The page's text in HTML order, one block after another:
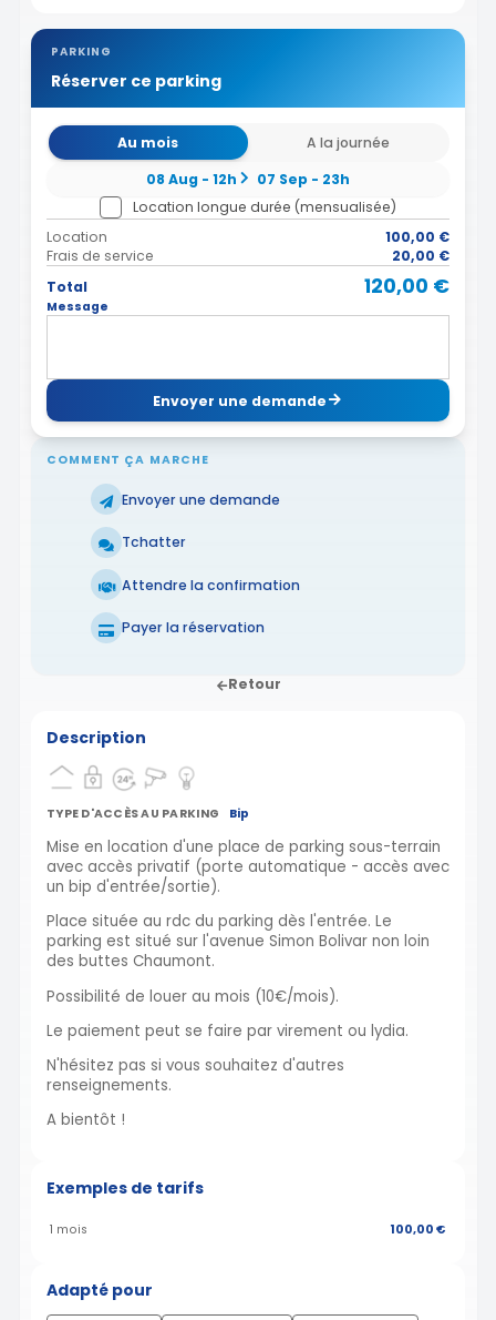
PARKING
Réserver ce parking
Au mois
A la journée
08 Aug - 12h
07 Sep - 23h
Location longue durée (mensualisée)
Location
100,00 €
Frais de service
20,00 €
Total
120,00 €
Message
Envoyer une demande
COMMENT ÇA MARCHE
Envoyer une demande
Tchatter
Attendre la confirmation
Payer la réservation
Retour
Description
TYPE D'ACCÈS AU PARKING Bip
Mise en location d'une place de parking sous-terrain
avec accès privatif (porte automatique - accès avec
un bip d'entrée/sortie).
Place située au rdc du parking dès l'entrée. Le
parking est situé sur l'avenue Simon Bolivar non loin
des buttes Chaumont.
Possibilité de louer au mois (10€/mois).
Le paiement peut se faire par virement ou lydia.
N'hésitez pas si vous souhaitez d'autres
renseignements.
A bientôt !
Exemples de tarifs
1 mois 100,00 €
Adapté pour